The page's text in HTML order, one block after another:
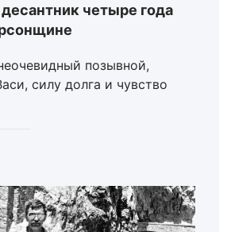
четыре года
позывной,
силу долга и чувство